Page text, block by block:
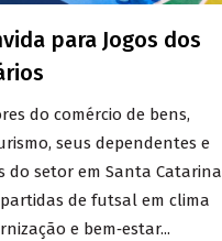
para Jogos dos
do comércio de bens,
seus dependentes e
do setor em Santa Catarina
de futsal em clima
e bem‑estar...